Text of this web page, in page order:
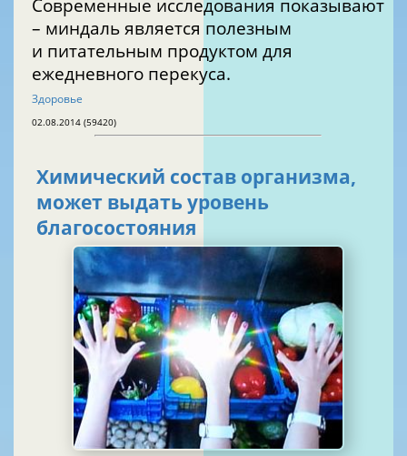
Современные исследования показывают
– миндаль является полезным
и питательным продуктом для
ежедневного перекуса.
Здоровье
02.08.2014 (59420)
Химический состав организма,
может выдать уровень
благосостояния